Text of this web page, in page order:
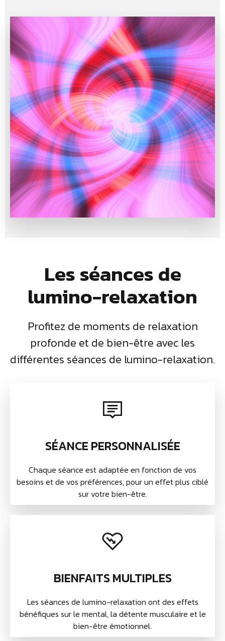
Les séances de
lumino-relaxation
Profitez de moments de relaxation
profonde et de bien-être avec les
différentes séances de lumino-relaxation.
SÉANCE PERSONNALISÉE
Chaque séance est adaptée en fonction de vos
besoins et de vos préférences, pour un effet plus ciblé
sur votre bien-être.
BIENFAITS MULTIPLES
Les séances de lumino-relaxation ont des effets
bénéfiques sur le mental, la détente musculaire et le
bien-être émotionnel.